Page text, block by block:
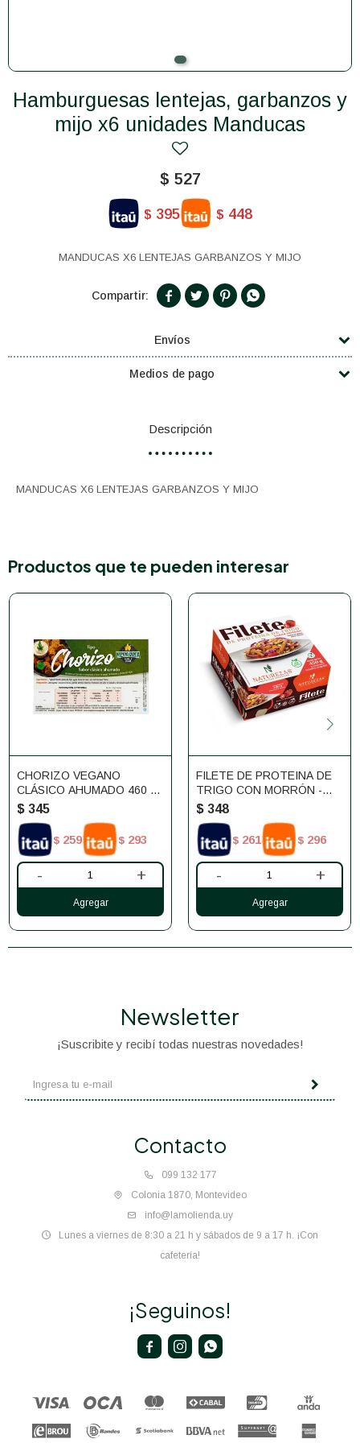
Hamburguesas lentejas, garbanzos y
mijo x6 unidades Manducas
$ 527
$ 395 $ 448
MANDUCAS X6 LENTEJAS GARBANZOS Y MIJO
   
Envíos
Medios de pago
Descripción
MANDUCAS X6 LENTEJAS GARBANZOS Y MIJO
Productos que te pueden interesar
CHORIZO VEGANO
CLÁSICO AHUMADO 460 G
METAPATA
$ 345
$ 259 $ 293
- +
FILETE DE PROTEINA DE
TRIGO CON MORRÓN -
NATUREZAS
$ 348
$ 261 $ 296
- +
Contacto
099 132 177
Colonia 1870, Montevideo
info@lamolienda.uy
Lunes a viernes de 8:30 a 21 h y sábados de 9 a 17 h. ¡Con
cafetería!
Newsletter
¡Suscribite y recibí todas nuestras novedades!
¡Seguinos!
  